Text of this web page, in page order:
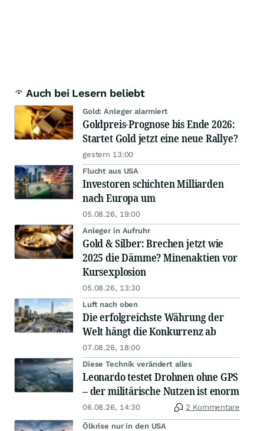
Auch bei Lesern beliebt
Gold: Anleger alarmiert
Goldpreis-Prognose bis Ende 2026:
Startet Gold jetzt eine neue Rallye?
gestern 13:00
Flucht aus USA
Investoren schichten Milliarden
nach Europa um
05.08.26, 19:00
Anleger in Aufruhr
Gold & Silber: Brechen jetzt wie
2025 die Dämme? Minenaktien vor
Kursexplosion
05.08.26, 13:30
Luft nach oben
Die erfolgreichste Währung der
Welt hängt die Konkurrenz ab
07.08.26, 18:00
Diese Technik verändert alles
Leonardo testet Drohnen ohne GPS
– der militärische Nutzen ist enorm
06.08.26, 14:30 2 Kommentare
Ölkrise nur in den USA